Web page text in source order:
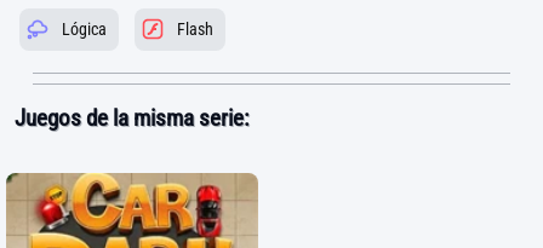
Lógica Flash
Juegos de la misma serie: